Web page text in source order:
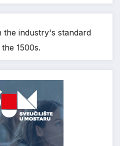
the industry's standard
1500s.